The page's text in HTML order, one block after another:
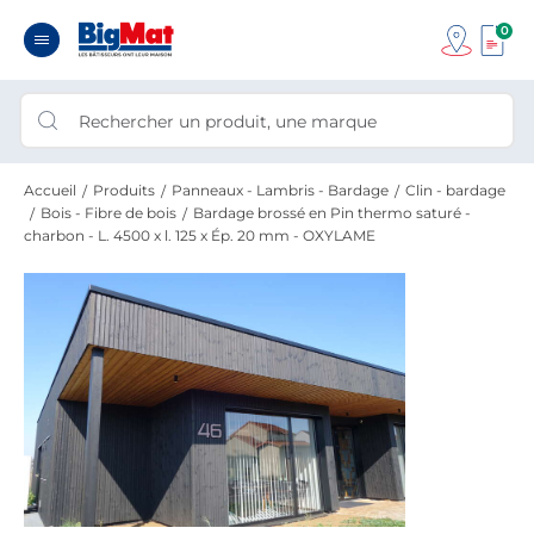
0
Accueil Produits Panneaux - Lambris - Bardage
Clin - bardage
Bois - Fibre de bois
Bardage brossé en Pin thermo saturé -
charbon - L. 4500 x l. 125 x Ép. 20 mm - OXYLAME